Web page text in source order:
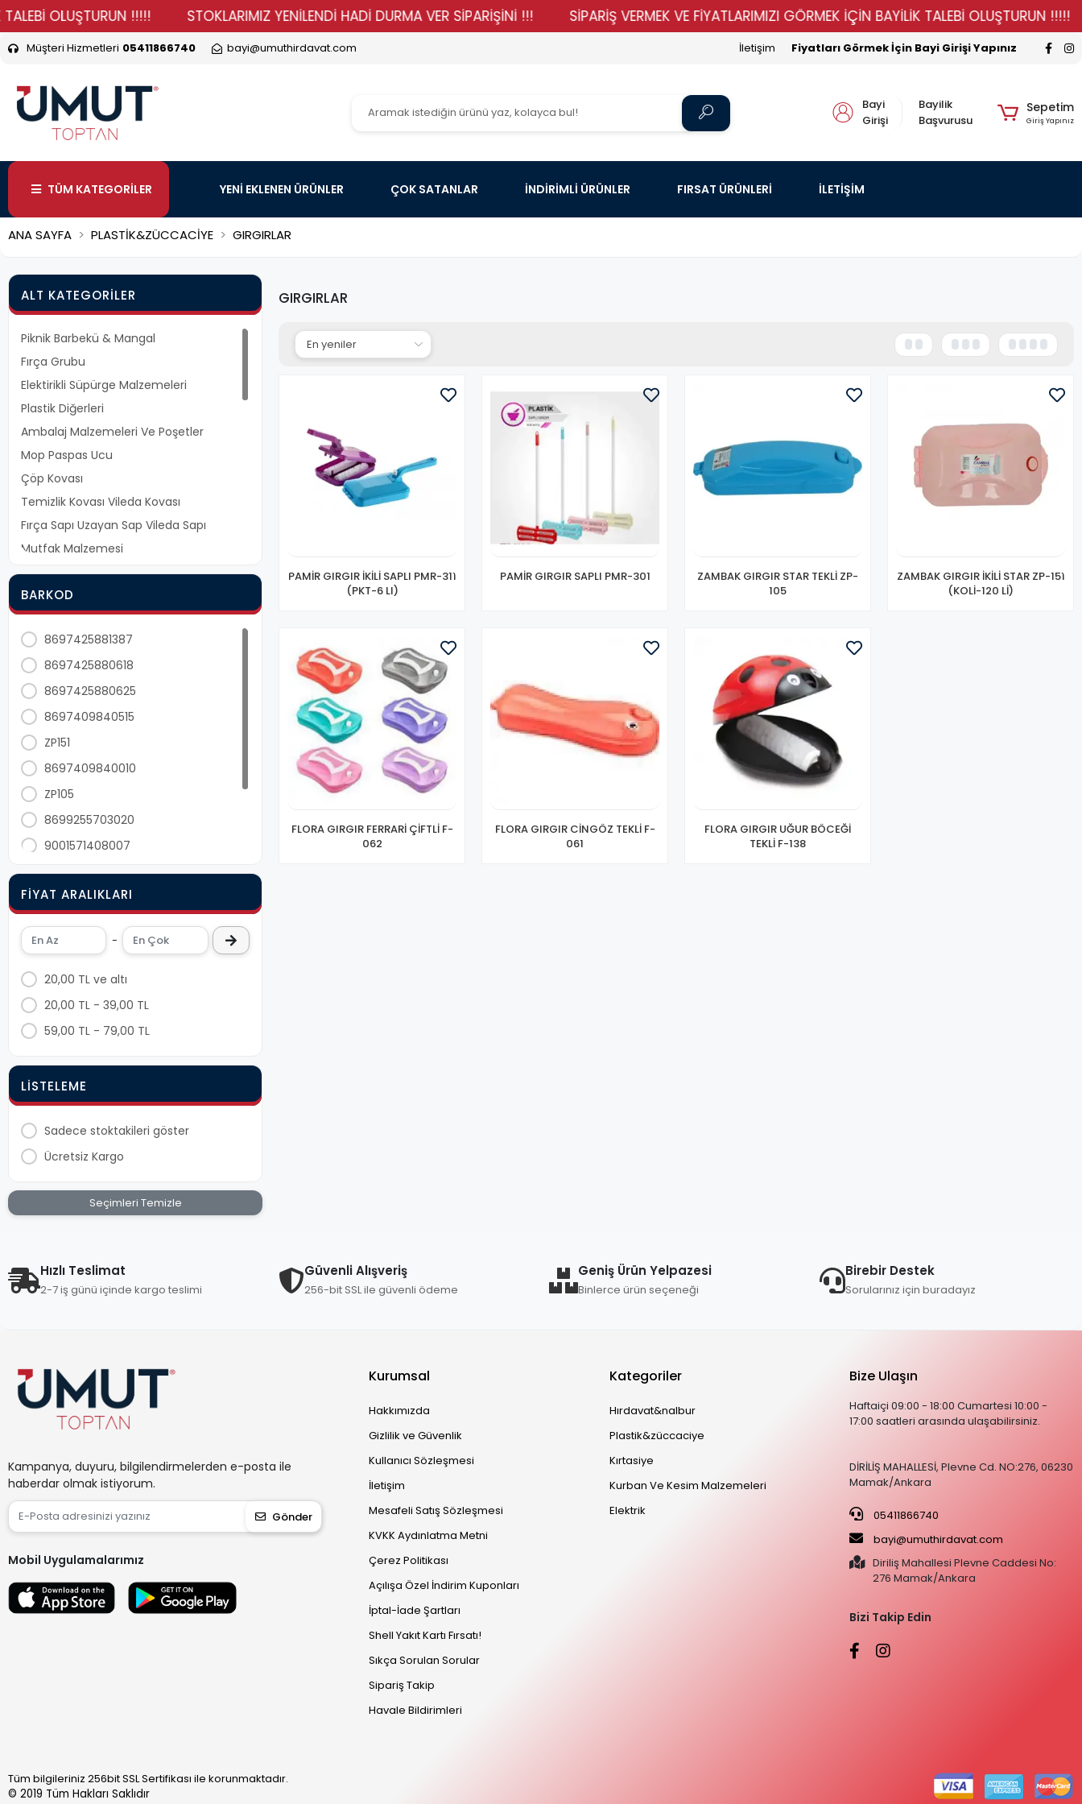
OLUŞTURUN !!!!! STOKLARIMIZ YENİLENDİ HADİ DURMA VER SİPARİŞİNİ !!! SİPARİŞ VERMEK VE FİYATLARIMIZI GÖRMEK İÇİN BAYİLİK TALEBİ OLUŞTURUN !!!!!
Müşteri Hizmetleri 05411866740 bayi@umuthirdavat.com Fiyatları Görmek İçin Bayi Girişi Yapınız
İletişim
Bayi
Girişi
Bayilik
Başvurusu
Sepetim
Giriş Yapınız
TÜM KATEGORİLER YENİ EKLENEN ÜRÜNLER ÇOK SATANLAR İNDİRİMLİ ÜRÜNLER FIRSAT ÜRÜNLERİ İLETİŞİM
ANA SAYFA PLASTİK&ZÜCCACİYE GIRGIRLAR
ALT KATEGORILER
Piknik Barbekü & Mangal
Fırça Grubu
Elektirikli Süpürge Malzemeleri
Plastik Diğerleri
Ambalaj Malzemeleri Ve Poşetler
Mop Paspas Ucu
Çöp Kovası
Temizlik Kovası Vileda Kovası
Fırça Sapı Uzayan Sap Vileda Sapı
Mutfak Malzemesi
Çatal Kaşık Bıçak
Bulaşık Süngeri Teli
Halat Çamaşır İpi Çok Amaçlı İp
Kevgir Ve Süzgeçler
Elbise Askı Kapı Askısı Yapışkan Askı
Ev Tekstili
Mandallar
Plastik Banyo Wc Aksesuarları
Faraşlı Fırça (süpürgeler)
Züccaciye&cam Gurubu
Camsil (camçek)
Gırgırlar
Temizlik Bezleri
Mop Ve Paspas Aparatları
Yersil (yer Çek)
Pet Shop Ürünleri
Bıçak Çeşitleri
Saklama Kapları
Küllük (kül Tablası)
BARKOD
8697425881387
8697425880618
8697425880625
8697409840515
ZP151
8697409840010
ZP105
8699255703020
9001571408007
8699255704225
9001571408009
9001571408008
FIYAT ARALIKLARI
-
20,00 TL ve altı
20,00 TL - 39,00 TL
59,00 TL - 79,00 TL
LISTELEME
Sadece stoktakileri göster
Ücretsiz Kargo
Seçimleri Temizle
GIRGIRLAR
PAMİR GIRGIR İKİLİ SAPLI PMR-311
(PKT-6 LI)
PAMİR GIRGIR SAPLI PMR-301
ZAMBAK GIRGIR STAR TEKLİ ZP-
105
ZAMBAK GIRGIR İKİLİ STAR ZP-151
(KOLİ-120 Lİ)
FLORA GIRGIR FERRARİ ÇİFTLİ F-
062
FLORA GIRGIR CİNGÖZ TEKLİ F-
061
FLORA GIRGIR UĞUR BÖCEĞİ
TEKLİ F-138
Hızlı Teslimat
2-7 iş günü içinde kargo teslimi
Güvenli Alışveriş
256-bit SSL ile güvenli ödeme
Geniş Ürün Yelpazesi
Binlerce ürün seçeneği
Birebir Destek
Sorularınız için buradayız
Kampanya, duyuru, bilgilendirmelerden e-posta ile
haberdar olmak istiyorum.
Gönder
Mobil Uygulamalarımız
Kurumsal
Hakkımızda
Gizlilik ve Güvenlik
Kullanıcı Sözleşmesi
İletişim
Mesafeli Satış Sözleşmesi
KVKK Aydınlatma Metni
Çerez Politikası
Açılışa Özel İndirim Kuponları
İptal-İade Şartları
Shell Yakıt Kartı Fırsatı!
Sıkça Sorulan Sorular
Sipariş Takip
Havale Bildirimleri
Kategoriler
Hırdavat&nalbur
Plastik&züccaciye
Kırtasiye
Kurban Ve Kesim Malzemeleri
Elektrik
Bize Ulaşın
Haftaiçi 09:00 - 18:00 Cumartesi 10:00 -
17:00 saatleri arasında ulaşabilirsiniz.
DİRİLİŞ MAHALLESİ, Plevne Cd. NO:276, 06230
Mamak/Ankara
05411866740
bayi@umuthirdavat.com
Diriliş Mahallesi Plevne Caddesi No:
276 Mamak/Ankara
Bizi Takip Edin
Tüm bilgileriniz 256bit SSL Sertifikası ile korunmaktadır.
© 2019 Tüm Hakları Saklıdır